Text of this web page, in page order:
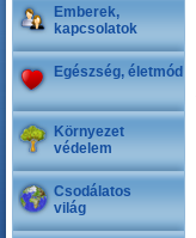
Emberek,
kapcsolatok
Egészség, életmód
Környezet
védelem
Csodálatos
világ